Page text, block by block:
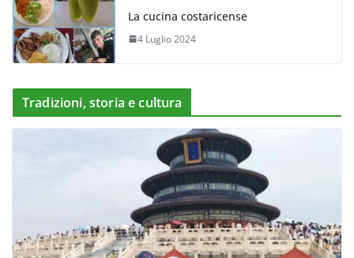
La cucina costaricense
4 Luglio 2024
Tradizioni, storia e cultura